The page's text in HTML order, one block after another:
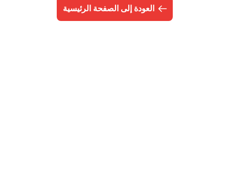
العودة إلى الصفحة الرئيسية